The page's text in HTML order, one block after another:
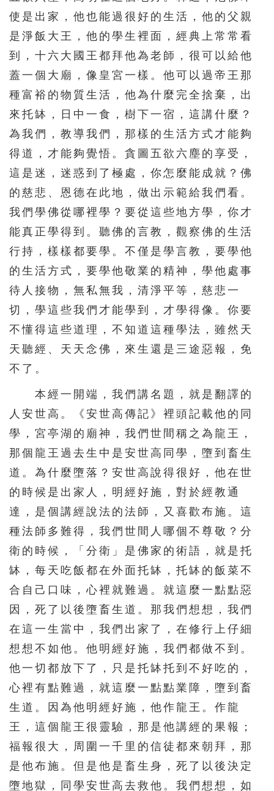
使是出家，他也能過很好的生活，他的父親
是淨飯大王，他的學生裡面，經典上常常看
到，十六大國王都拜他為老師，很可以給他
蓋一個大廟，像皇宮一樣。他可以過帝王那
種富裕的物質生活，他為什麼完全捨棄，出
來托缽，日中一食，樹下一宿，這講什麼？
為我們，教導我們，那樣的生活方式才能夠
得道，才能夠覺悟。貪圖五欲六塵的享受，
這是迷，迷惑到了極處，你怎麼能成就？佛
的慈悲、恩德在此地，做出示範給我們看。
我們學佛從哪裡學？要從這些地方學，你才
能真正學得到。聽佛的言教，觀察佛的生活
行持，樣樣都要學。不僅是學言教，要學他
的生活方式，要學他敬業的精神，學他處事
待人接物，無私無我，清淨平等，慈悲一
切，學這些我們才能學到，才學得像。你要
不懂得這些道理，不知道這種學法，雖然天
天聽經、天天念佛，來生還是三途惡報，免
不了。
本經一開端，我們講名題，就是翻譯的
人安世高。《安世高傳記》裡頭記載他的同
學，宮亭湖的廟神，我們世間稱之為龍王，
那個龍王過去生中是安世高同學，墮到畜生
道。為什麼墮落？安世高說得很好，他在世
的時候是出家人，明經好施，對於經教通
達，是個講經說法的法師，又喜歡布施。這
種法師多難得，我們世間人哪個不尊敬？分
衛的時候，「分衛」是佛家的術語，就是托
缽，每天吃飯都在外面托缽，托缽的飯菜不
合自己口味，心裡就難過。就這麼一點點惡
因，死了以後墮畜生道。那我們想想，我們
在這一生當中，我們出家了，在修行上仔細
想想不如他。他明經好施，我們都做不到。
他一切都放下了，只是托缽托到不好吃的，
心裡有點難過，就這麼一點點業障，墮到畜
生道。因為他明經好施，他作龍王。作龍
王，這個龍王很靈驗，那是他講經的果報；
福報很大，周圍一千里的信徒都來朝拜，那
是他布施。但是他是畜生身，死了以後決定
墮地獄，同學安世高去救他。我們想想，如